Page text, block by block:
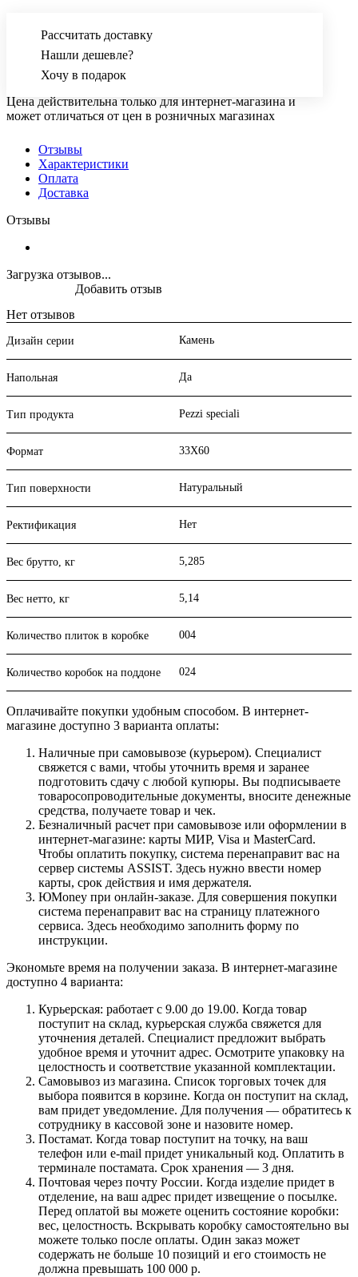
Рассчитать доставку
Нашли дешевле?
Хочу в подарок
Цена действительна только для интернет-магазина и
может отличаться от цен в розничных магазинах
Отзывы
Характеристики
Оплата
Доставка
Отзывы
Загрузка отзывов...
Нет отзывов
Добавить отзыв
Дизайн серии Камень
Напольная Да
Тип продукта Pezzi speciali
Формат 33X60
Тип поверхности Натуральный
Ректификация Нет
Вес брутто, кг 5,285
Вес нетто, кг 5,14
Количество плиток в коробке 004
Количество коробок на поддоне 024
Оплачивайте покупки удобным способом. В интернет-
магазине доступно 3 варианта оплаты:
Наличные при самовывозе (курьером). Специалист
свяжется с вами, чтобы уточнить время и заранее
подготовить сдачу с любой купюры. Вы подписываете
товаросопроводительные документы, вносите денежные
средства, получаете товар и чек.
Безналичный расчет при самовывозе или оформлении в
интернет-магазине: карты МИР, Visa и MasterCard.
Чтобы оплатить покупку, система перенаправит вас на
сервер системы ASSIST. Здесь нужно ввести номер
карты, срок действия и имя держателя.
ЮMoney при онлайн-заказе. Для совершения покупки
система перенаправит вас на страницу платежного
сервиса. Здесь необходимо заполнить форму по
инструкции.
Экономьте время на получении заказа. В интернет-магазине
доступно 4 варианта:
Курьерская: работает с 9.00 до 19.00. Когда товар
поступит на склад, курьерская служба свяжется для
уточнения деталей. Специалист предложит выбрать
удобное время и уточнит адрес. Осмотрите упаковку на
целостность и соответствие указанной комплектации.
Самовывоз из магазина. Список торговых точек для
выбора появится в корзине. Когда он поступит на склад,
вам придет уведомление. Для получения — обратитесь к
сотруднику в кассовой зоне и назовите номер.
Постамат. Когда товар поступит на точку, на ваш
телефон или e-mail придет уникальный код. Оплатить в
терминале постамата. Срок хранения — 3 дня.
Почтовая через почту России. Когда изделие придет в
отделение, на ваш адрес придет извещение о посылке.
Перед оплатой вы можете оценить состояние коробки:
вес, целостность. Вскрывать коробку самостоятельно вы
можете только после оплаты. Один заказ может
содержать не больше 10 позиций и его стоимость не
должна превышать 100 000 р.